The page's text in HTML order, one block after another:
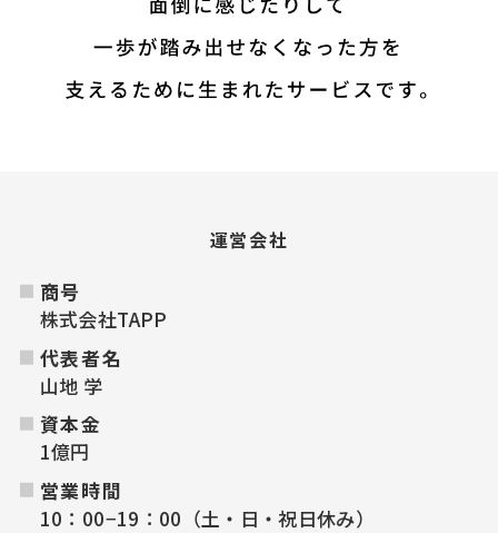
運営会社
商号
株式会社TAPP
代表者名
山地 学
資本金
1億円
営業時間
10：00−19：00（土・日・祝日休み）